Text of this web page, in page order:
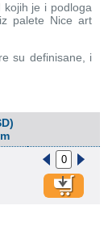
kojih je i podloga
palete Nice art
su definisane, i